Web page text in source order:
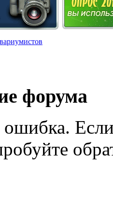
форума